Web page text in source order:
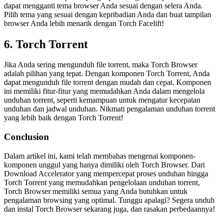
dapat mengganti tema browser Anda sesuai dengan selera Anda.
Pilih tema yang sesuai dengan kepribadian Anda dan buat tampilan
browser Anda lebih menarik dengan Torch Facelift!
6. Torch Torrent
Jika Anda sering mengunduh file torrent, maka Torch Browser
adalah pilihan yang tepat. Dengan komponen Torch Torrent, Anda
dapat mengunduh file torrent dengan mudah dan cepat. Komponen
ini memiliki fitur-fitur yang memudahkan Anda dalam mengelola
unduhan torrent, seperti kemampuan untuk mengatur kecepatan
unduhan dan jadwal unduhan. Nikmati pengalaman unduhan torrent
yang lebih baik dengan Torch Torrent!
Conclusion
Dalam artikel ini, kami telah membahas mengenai komponen-
komponen unggul yang hanya dimiliki oleh Torch Browser. Dari
Download Accelerator yang mempercepat proses unduhan hingga
Torch Torrent yang memudahkan pengelolaan unduhan torrent,
Torch Browser memiliki semua yang Anda butuhkan untuk
pengalaman browsing yang optimal. Tunggu apalagi? Segera unduh
dan instal Torch Browser sekarang juga, dan rasakan perbedaannya!